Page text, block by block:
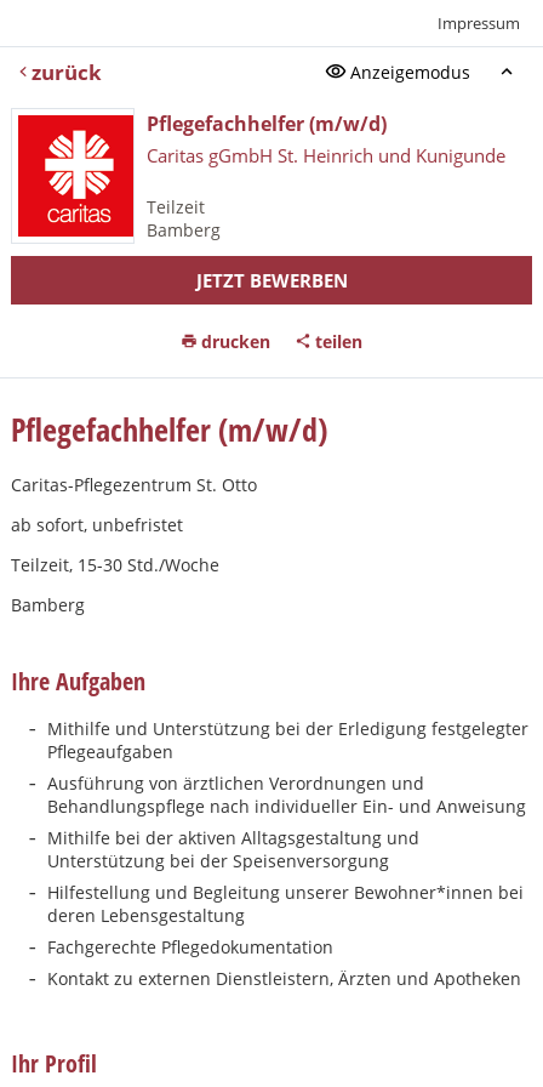
Impressum
zurück Anzeigemodus
Pflegefachhelfer (m/w/d)
Caritas gGmbH St. Heinrich und Kunigunde
Teilzeit
Bamberg
JETZT BEWERBEN
drucken teilen
Pflegefachhelfer (m/w/d)
Caritas-Pflegezentrum St. Otto
ab sofort, unbefristet
Teilzeit, 15-30 Std./Woche
Bamberg
Ihre Aufgaben
Mithilfe und Unterstützung bei der Erledigung festgelegter
Pflegeaufgaben
Ausführung von ärztlichen Verordnungen und
Behandlungspflege nach individueller Ein- und Anweisung
Mithilfe bei der aktiven Alltagsgestaltung und
Unterstützung bei der Speisenversorgung
Hilfestellung und Begleitung unserer Bewohner*innen bei
deren Lebensgestaltung
Fachgerechte Pflegedokumentation
Kontakt zu externen Dienstleistern, Ärzten und Apotheken
Ihr Profil